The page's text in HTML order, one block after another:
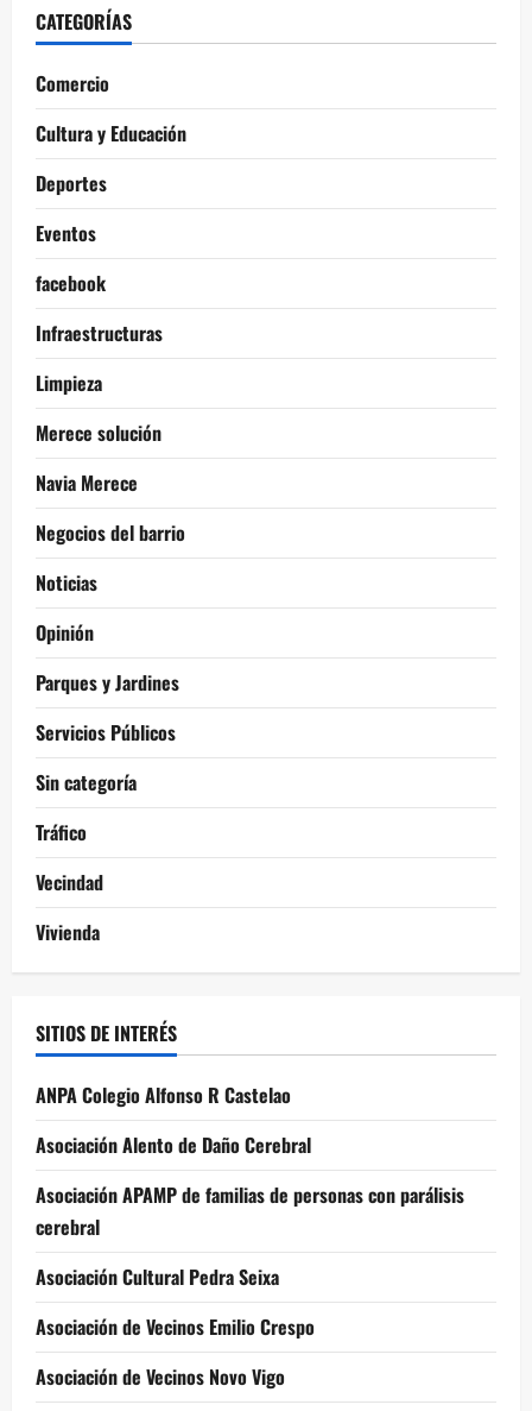
CATEGORÍAS
Comercio
Cultura y Educación
Deportes
Eventos
facebook
Infraestructuras
Limpieza
Merece solución
Navia Merece
Negocios del barrio
Noticias
Opinión
Parques y Jardines
Servicios Públicos
Sin categoría
Tráfico
Vecindad
Vivienda
SITIOS DE INTERÉS
ANPA Colegio Alfonso R Castelao
Asociación Alento de Daño Cerebral
Asociación APAMP de familias de personas con parálisis
cerebral
Asociación Cultural Pedra Seixa
Asociación de Vecinos Emilio Crespo
Asociación de Vecinos Novo Vigo